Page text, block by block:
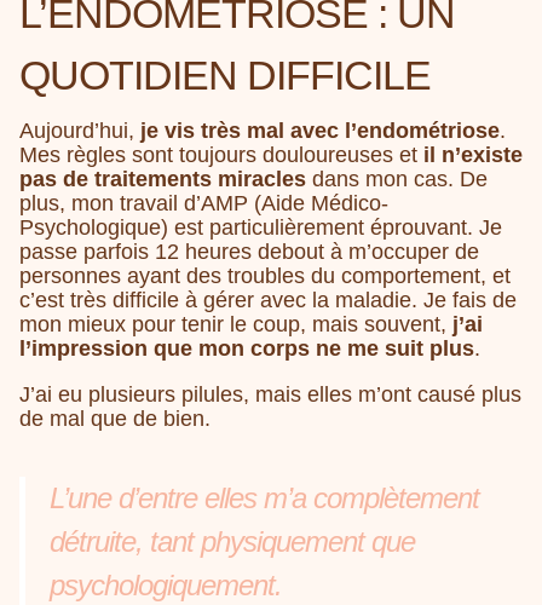
L’ENDOMÉTRIOSE : UN
QUOTIDIEN DIFFICILE
Aujourd’hui, je vis très mal avec l’endométriose.
Mes règles sont toujours douloureuses et il n’existe
pas de traitements miracles dans mon cas. De
plus, mon travail d’AMP (Aide Médico-
Psychologique) est particulièrement éprouvant. Je
passe parfois 12 heures debout à m’occuper de
personnes ayant des troubles du comportement, et
c’est très difficile à gérer avec la maladie. Je fais de
mon mieux pour tenir le coup, mais souvent, j’ai
l’impression que mon corps ne me suit plus.
J’ai eu plusieurs pilules, mais elles m’ont causé plus
de mal que de bien.
L’une d’entre elles m’a complètement
détruite, tant physiquement que
psychologiquement.